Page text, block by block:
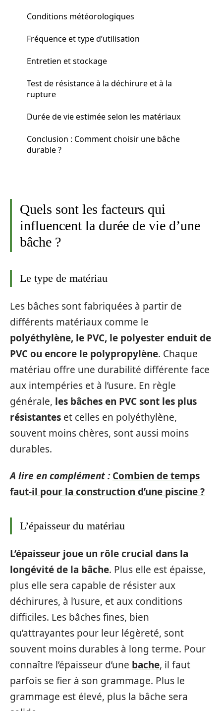
Conditions météorologiques
Fréquence et type d’utilisation
Entretien et stockage
Test de résistance à la déchirure et à la
rupture
Durée de vie estimée selon les matériaux
Conclusion : Comment choisir une bâche
durable ?
Quels sont les facteurs qui
influencent la durée de vie d’une
bâche ?
Le type de matériau
Les bâches sont fabriquées à partir de
différents matériaux comme le
polyéthylène, le PVC, le polyester enduit de
PVC ou encore le polypropylène. Chaque
matériau offre une durabilité différente face
aux intempéries et à l’usure. En règle
générale, les bâches en PVC sont les plus
résistantes et celles en polyéthylène,
souvent moins chères, sont aussi moins
durables.
A lire en complément : Combien de temps
faut-il pour la construction d’une piscine ?
L’épaisseur du matériau
L’épaisseur joue un rôle crucial dans la
longévité de la bâche. Plus elle est épaisse,
plus elle sera capable de résister aux
déchirures, à l’usure, et aux conditions
difficiles. Les bâches fines, bien
qu’attrayantes pour leur légèreté, sont
souvent moins durables à long terme. Pour
connaître l’épaisseur d’une bache, il faut
parfois se fier à son grammage. Plus le
grammage est élevé, plus la bâche sera